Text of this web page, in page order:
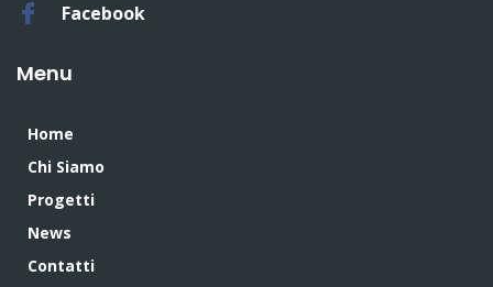
Facebook
Menu
Home
Chi Siamo
Progetti
News
Contatti